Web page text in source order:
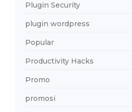
Plugin Security
plugin wordpress
Popular
Productivity Hacks
Promo
promosi